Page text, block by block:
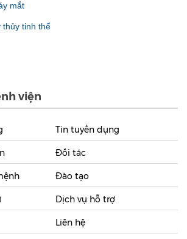
mắt
thủy tinh thể
viện
Tin tuyển dụng
Đối tác
Đào tạo
Dịch vụ hỗ trợ
Liên hệ